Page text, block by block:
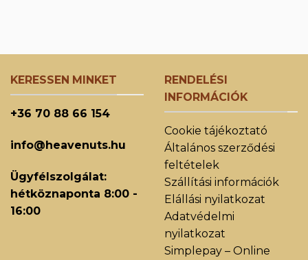
KERESSEN MINKET
+36 70 88 66 154
info@heavenuts.hu
Ügyfélszolgálat:
hétköznaponta 8:00 -
16:00
RENDELÉSI
INFORMÁCIÓK
Cookie tájékoztató
Általános szerződési
feltételek
Szállítási információk
Elállási nyilatkozat
Adatvédelmi
nyilatkozat
Simplepay – Online